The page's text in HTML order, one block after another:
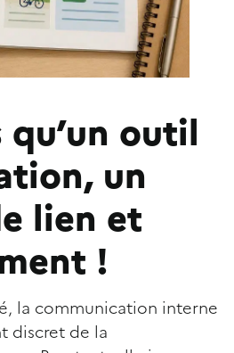
qu’un outil
un
lien et
!
la communication interne
discret de la